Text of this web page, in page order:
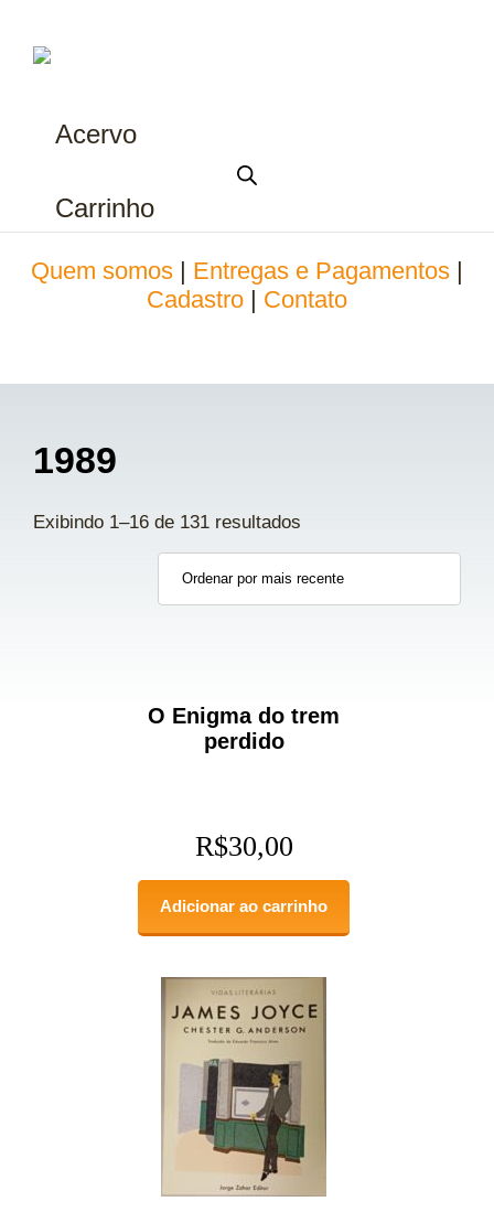
Acervo
Carrinho
Quem somos Entregas e Pagamentos
Cadastro
Contato
1989
Exibindo 1–16 de 131 resultados
O Enigma do trem
perdido
R$30,00
Adicionar ao carrinho